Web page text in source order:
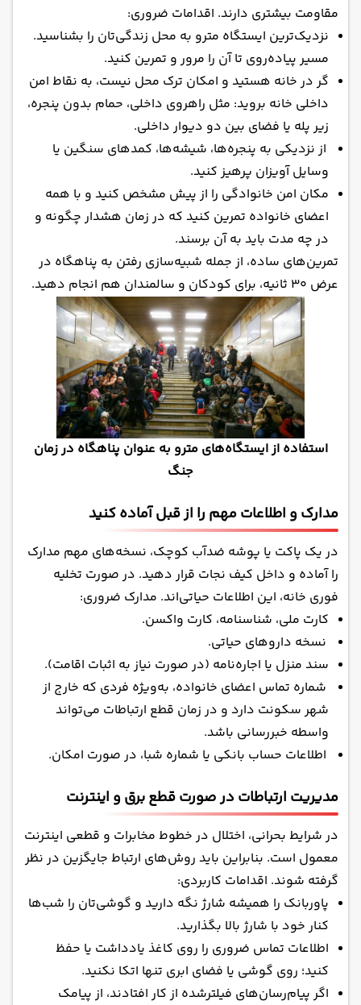
مقاومت بیشتری دارند. اقدامات ضروری:
نزدیک‌ترین ایستگاه مترو به محل زندگی‌تان را بشناسید.
مسیر پیاده‌روی تا آن را مرور و تمرین کنید.
گر در خانه هستید و امکان ترک محل نیست، به نقاط امن
داخلی خانه بروید: مثل راهروی داخلی، حمام بدون پنجره،
زیر پله یا فضای بین دو دیوار داخلی.
از نزدیکی به پنجره‌ها، شیشه‌ها، کمدهای سنگین یا
وسایل آویزان پرهیز کنید.
مکان امن خانوادگی را از پیش مشخص کنید و با همه
اعضای خانواده تمرین کنید که در زمان هشدار چگونه و
در چه مدت باید به آن برسند.
تمرین‌های ساده، از جمله شبیه‌سازی رفتن به پناهگاه در
عرض ۳۰ ثانیه، برای کودکان و سالمندان هم انجام دهید.
استفاده از ایستگاه‌های مترو به عنوان پناهگاه در زمان
جنگ
مدارک و اطلاعات مهم را از قبل آماده کنید
در یک پاکت یا پوشه‌ ضدآب کوچک، نسخه‌های مهم مدارک
را آماده و داخل کیف نجات قرار دهید. در صورت تخلیه
فوری خانه، این اطلاعات حیاتی‌اند. مدارک ضروری:
کارت ملی، شناسنامه، کارت واکسن.
نسخه داروهای حیاتی.
سند منزل یا اجاره‌نامه (در صورت نیاز به اثبات اقامت).
شماره تماس اعضای خانواده، به‌ویژه فردی که خارج از
شهر سکونت دارد و در زمان قطع ارتباطات می‌تواند
واسطه خبررسانی باشد.
اطلاعات حساب بانکی یا شماره شبا، در صورت امکان.
مدیریت ارتباطات در صورت قطع برق و اینترنت
در شرایط بحرانی، اختلال در خطوط مخابرات و قطعی اینترنت
معمول است. بنابراین باید روش‌های ارتباط جایگزین در نظر
گرفته شوند. اقدامات کاربردی:
پاوربانک را همیشه شارژ نگه دارید و گوشی‌تان را شب‌ها
کنار خود با شارژ بالا بگذارید.
اطلاعات تماس ضروری را روی کاغذ یادداشت یا حفظ
کنید؛ روی گوشی یا فضای ابری تنها اتکا نکنید.
اگر پیام‌رسان‌های فیلترشده از کار افتادند، از پیامک